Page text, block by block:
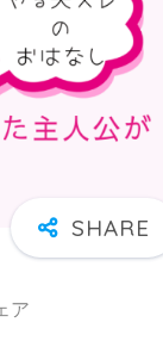
ア